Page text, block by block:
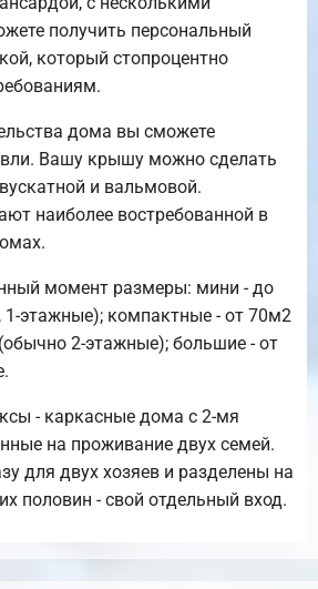
получить персональный
который стопроцентно
дома вы сможете
Вашу крышу можно сделать
и вальмовой.
наиболее востребованной в
момент размеры: мини - до
этажные); компактные - от 70м2
2-этажные); большие - от
- каркасные дома с 2-мя
на проживание двух семей.
для двух хозяев и разделены на
половин - свой отдельный вход.